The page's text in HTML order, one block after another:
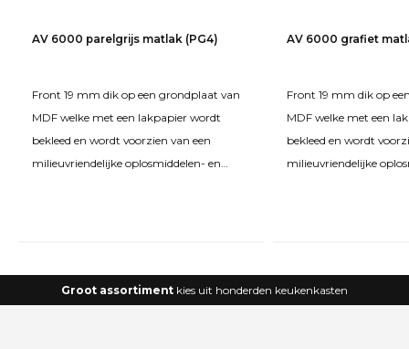
AV 6000 parelgrijs matlak (PG4)
Front 19 mm dik op een grondplaat van
MDF welke met een lakpapier wordt
bekleed en wordt voorzien van een
milieuvriendelijke oplosmiddelen- en
AV 6000 grafiet
Front 19 mm dik op
MDF welke met een
bekleed en wordt
milieuvriendelijke
Groot assortiment kies uit honderden keukenkasten